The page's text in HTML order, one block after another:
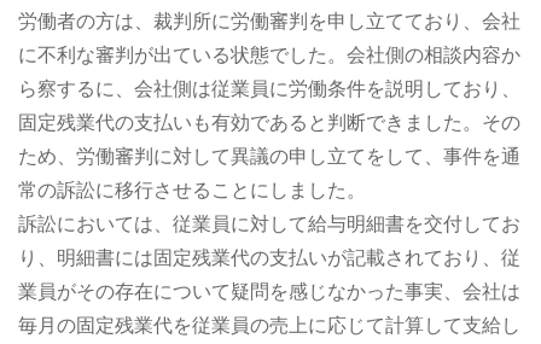
労働者の方は、裁判所に労働審判を申し立てており、会社
に不利な審判が出ている状態でした。会社側の相談内容か
ら察するに、会社側は従業員に労働条件を説明しており、
固定残業代の支払いも有効であると判断できました。その
ため、労働審判に対して異議の申し立てをして、事件を通
常の訴訟に移行させることにしました。
訴訟においては、従業員に対して給与明細書を交付してお
り、明細書には固定残業代の支払いが記載されており、従
業員がその存在について疑問を感じなかった事実、会社は
毎月の固定残業代を従業員の売上に応じて計算して支給し